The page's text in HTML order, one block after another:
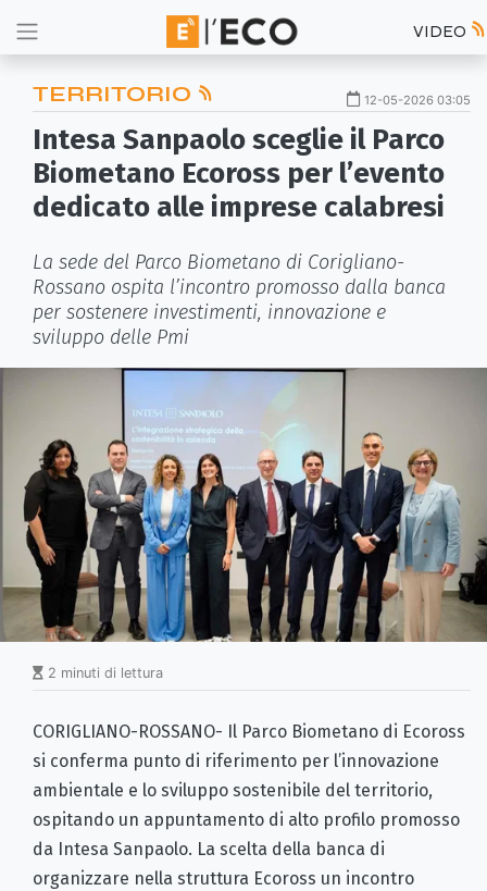
VIDEO
TERRITORIO 12-05-2026 03:05
Intesa Sanpaolo sceglie il Parco
Biometano Ecoross per l’evento
dedicato alle imprese calabresi
La sede del Parco Biometano di Corigliano-
Rossano ospita l’incontro promosso dalla banca
per sostenere investimenti, innovazione e
sviluppo delle Pmi
2 minuti di lettura
CORIGLIANO-ROSSANO- Il Parco Biometano di Ecoross
si conferma punto di riferimento per l’innovazione
ambientale e lo sviluppo sostenibile del territorio,
ospitando un appuntamento di alto profilo promosso
da Intesa Sanpaolo. La scelta della banca di
organizzare nella struttura Ecoross un incontro